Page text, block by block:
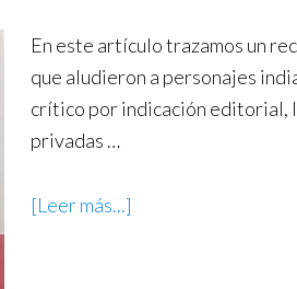
En este artículo trazamos un
que aludieron a personajes
crítico por indicación editorial,
privadas …
[Leer más...]